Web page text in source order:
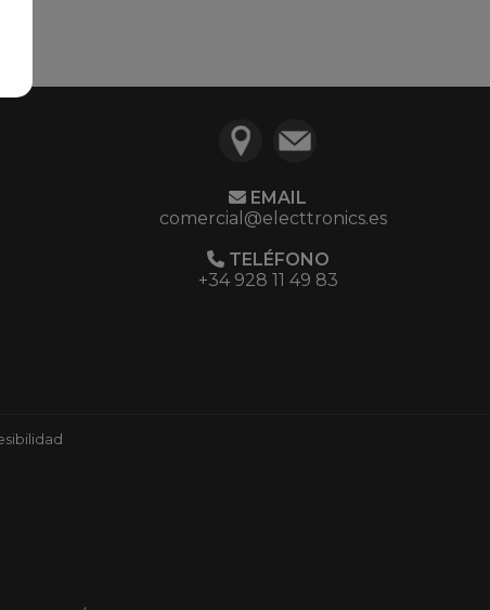
EMAIL
comercial@electtronics.es
TELÉFONO
+34 928 11 49 83